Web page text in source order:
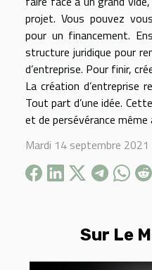
Sur Le
projet. Vous pouvez
pour un financement.
structure juridique pour
d’entreprise. Pour finir,
La création d’entreprise
Tout part d’une idée.
et de persévérance
Mardi 14 septembre